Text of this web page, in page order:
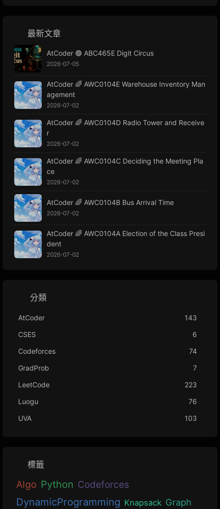
最新文章
AtCoder 🟢 ABC465E Digit Circus
2026-07-05
AtCoder 🌈 AWC0104E Warehouse Inventory Man
agement
2026-07-02
AtCoder 🌈 AWC0104D Radio Tower and Receive
r
2026-07-02
AtCoder 🌈 AWC0104C Deciding the Meeting Pla
ce
2026-07-02
AtCoder 🌈 AWC0104B Bus Arrival Time
2026-07-02
AtCoder 🌈 AWC0104A Election of the Class Presi
dent
2026-07-02
分類
AtCoder
143
CSES
6
Codeforces
74
GradProb
7
LeetCode
223
Luogu
76
UVA
103
標籤
Algo Python Codeforces
DynamicProgramming Knapsack Graph